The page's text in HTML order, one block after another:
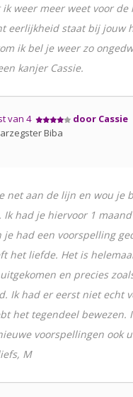
ik weer meer weet voor de
eerlijkheid staat bij jouw
ik bel je weer zo
kanjer Cassie.
van 4
door Cassie
Biba
net aan de lijn en wou je
Ik had je hiervoor 1
je had een voorspelling
het liefde. Het is
en precies
Ik had er eerst niet echt
het tegendeel bewezen.
voorspellingen ook
M